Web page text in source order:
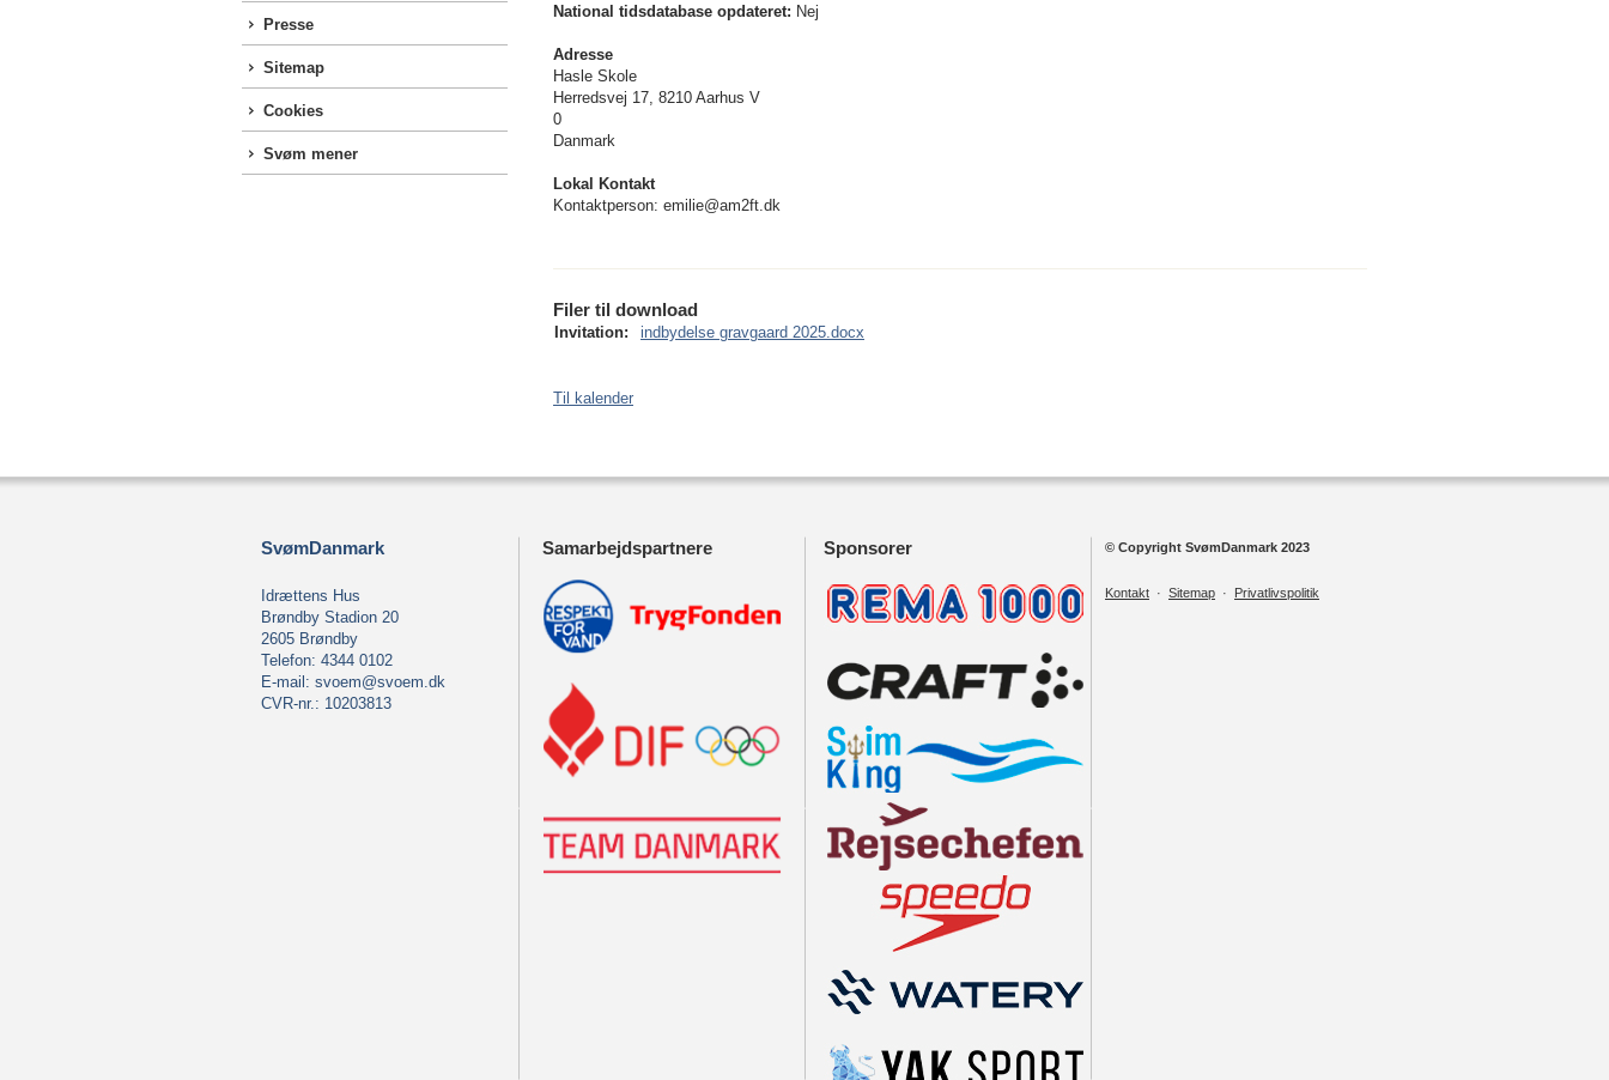
Presse
Sitemap
Cookies
Svøm mener
National tidsdatabase opdateret: Nej
Adresse
Hasle Skole
Herredsvej 17, 8210 Aarhus V
0
Danmark
Lokal Kontakt
Kontaktperson: emilie@am2ft.dk
Filer til download
Invitation: indbydelse gravgaard 2025.docx
Til kalender
SvømDanmark
Idrættens Hus
Brøndby Stadion 20
2605 Brøndby
Telefon: 4344 0102
E-mail: svoem@svoem.dk
CVR-nr.: 10203813
Samarbejdspartnere Sponsorer © Copyright SvømDanmark 2023
Kontakt · Sitemap · Privatlivspolitik